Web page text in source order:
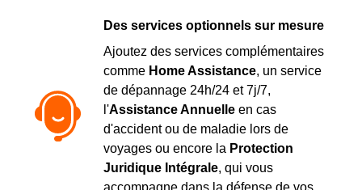
Des services optionnels sur mesure
Ajoutez des services complémentaires
comme Home Assistance, un service
de dépannage 24h/24 et 7j/7,
l'Assistance Annuelle en cas
d'accident ou de maladie lors de
voyages ou encore la Protection
Juridique Intégrale, qui vous
accompagne dans la défense de vos